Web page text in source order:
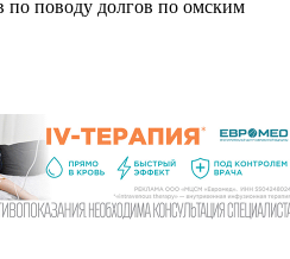
по поводу долгов по омским